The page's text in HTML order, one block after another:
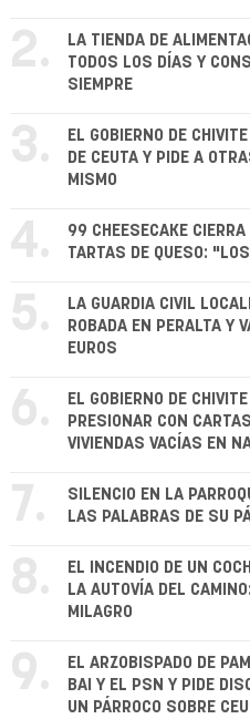
2.
LA TIENDA DE
TODOS LOS DÍAS Y
SIEMPRE
3.
EL GOBIERNO DE
DE CEUTA Y PIDE A
MISMO
4.
99 CHEESECAKE
TARTAS DE QUESO:
5.
LA GUARDIA CIVIL
ROBADA EN PERALTA Y
EUROS
6.
EL GOBIERNO DE
PRESIONAR CON
VIVIENDAS VACÍAS EN
7.
SILENCIO EN LA
LAS PALABRAS DE SU
8.
EL INCENDIO DE UN
LA AUTOVÍA DEL
MILAGRO
9.
EL ARZOBISPADO DE
BAI Y EL PSN Y PIDE
UN PÁRROCO SOBRE